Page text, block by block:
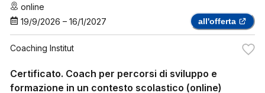
online
19/9/2026 – 16/1/2027 all'offerta
Coaching Institut
Certificato. Coach per percorsi di sviluppo e
formazione in un contesto scolastico (online)